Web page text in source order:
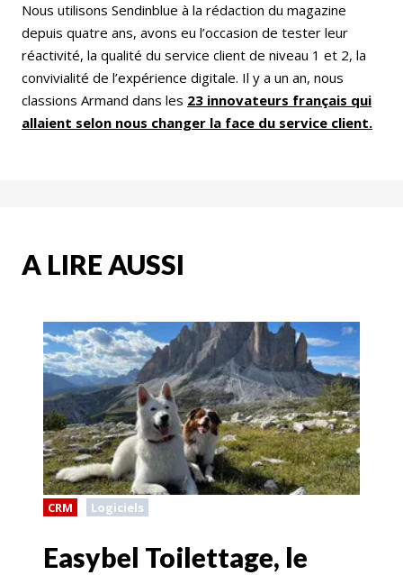
Nous utilisons Sendinblue à la rédaction du magazine
depuis quatre ans, avons eu l’occasion de tester leur
réactivité, la qualité du service client de niveau 1 et 2, la
convivialité de l’expérience digitale. Il y a un an, nous
classions Armand dans les 23 innovateurs français qui
allaient selon nous changer la face du service client.
A LIRE AUSSI
CRM Logiciels
Easybel Toilettage, le